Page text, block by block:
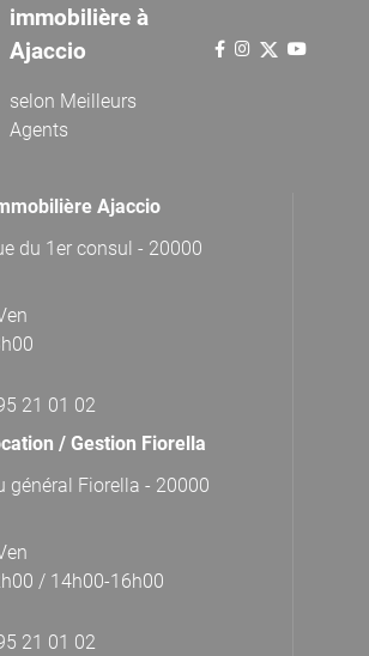
immobilière à
Ajaccio
selon Meilleurs
Agents
Ajaccio
du 1er consul - 20000
21 01 02
/ Gestion Fiorella
général Fiorella - 20000
/ 14h00-16h00
21 01 02